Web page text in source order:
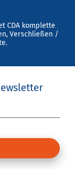
CDA komplette
Verschließen /